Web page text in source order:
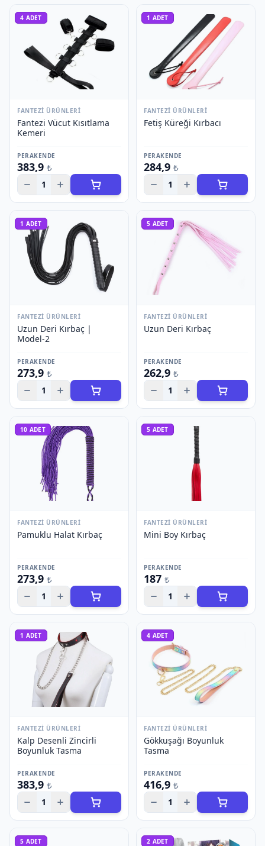
4 ADET
FANTEZI ÜRÜNLERI
Fantezi Vücut Kısıtlama
Kemeri
PERAKENDE
383,9 ₺
1
1 ADET
FANTEZI ÜRÜNLERI
Fetiş Küreği Kırbacı
PERAKENDE
284,9 ₺
1
1 ADET
FANTEZI ÜRÜNLERI
Uzun Deri Kırbaç |
Model-2
PERAKENDE
273,9 ₺
1
5 ADET
FANTEZI ÜRÜNLERI
Uzun Deri Kırbaç
PERAKENDE
262,9 ₺
1
10 ADET
FANTEZI ÜRÜNLERI
Pamuklu Halat Kırbaç
PERAKENDE
273,9 ₺
1
5 ADET
FANTEZI ÜRÜNLERI
Mini Boy Kırbaç
PERAKENDE
187 ₺
1
1 ADET
FANTEZI ÜRÜNLERI
Kalp Desenli Zincirli
Boyunluk Tasma
PERAKENDE
383,9 ₺
1
4 ADET
FANTEZI ÜRÜNLERI
Gökkuşağı Boyunluk
Tasma
PERAKENDE
416,9 ₺
1
5 ADET 2 ADET